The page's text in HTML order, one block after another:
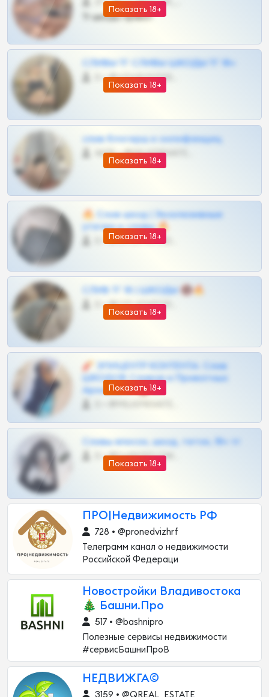
Показать 18+
27 •
Тг шкоды приват
Показать 18+
СЛИВЫ ТГ СЛИВЫ ШКОДЫ ТГ 18+
0 •
Показать 18+
слив блогерш и онлифанщиц
4675 •
Показать 18+
🔥 Слив шкод | Эксклюзивные
утечки и сливы 🔥
0 •
Показать 18+
СЛИВ ТГ 18 | ШКОДЫ 🔞🔥
0 •
Показать 18+
🧨 ЭПИЦЕНТР КОНТЕНТА: Слив
ШКОДОВ Сливов и Приватных
Архивов ТГ 🔞💎
Показать 18+
Сливы вписок, шкод, теток, 18+ тг
0 •
ПРО|Недвижимость РФ
728 • @pronedvizhrf
Телеграмм канал о недвижимости
Российской Федераци
Новостройки Владивостока
🎄 Башни.Про
517 • @bashnipro
Полезные сервисы недвижимости
#сервисБашниПроВ
НЕДВИЖГА©️
3159 • @QREAL_ESTATE